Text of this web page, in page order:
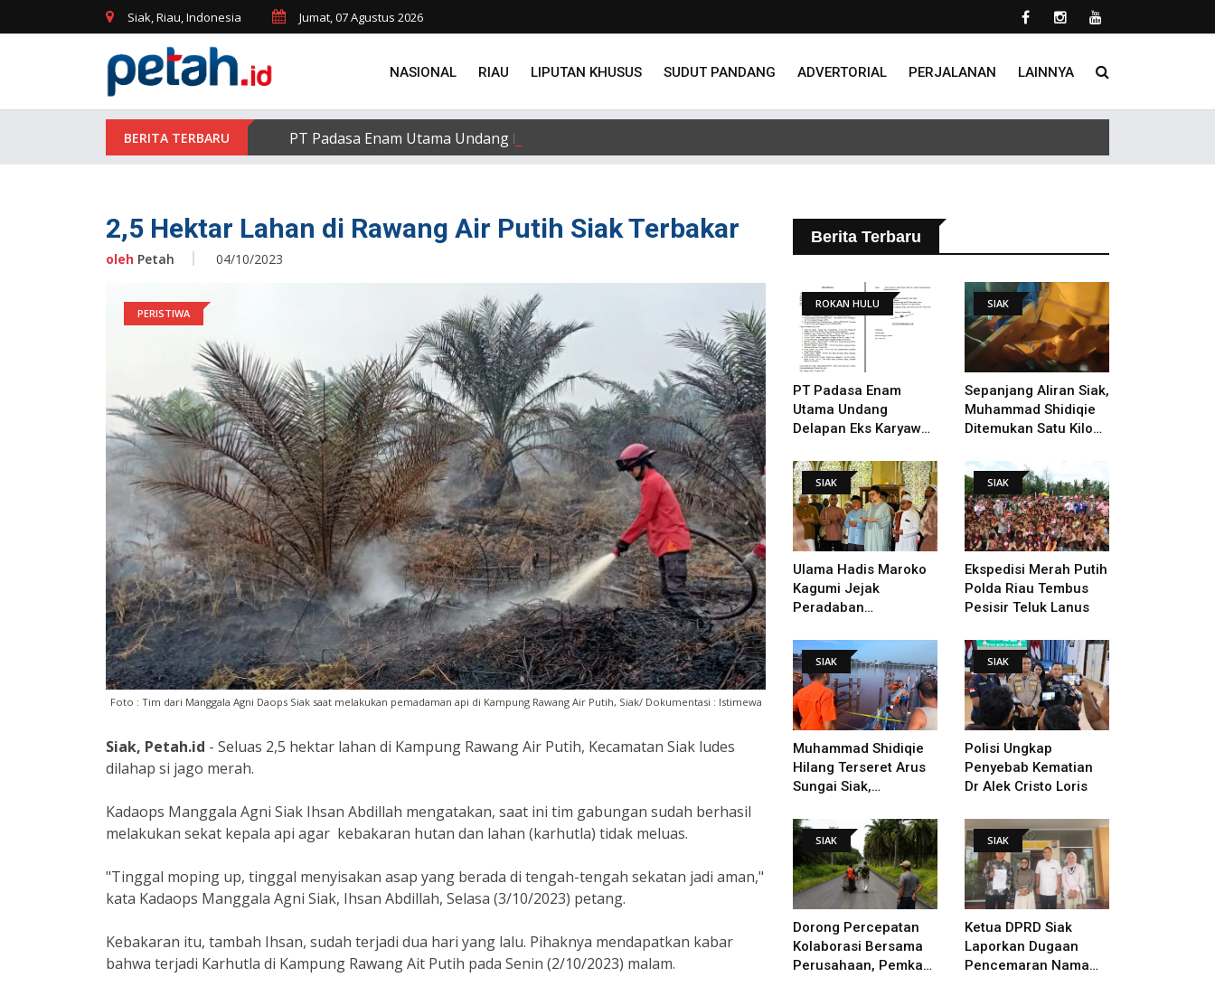
Siak, Riau, Indonesia Jumat, 07 Agustus 2026
NASIONAL RIAU LIPUTAN KHUSUS SUDUT PANDANG ADVERTORIAL PERJALANAN LAINNYA
PT Padasa Enam Utama Undang Delapan Eks Karyawan untuk Verifikasi Data Tindak Lanjut Putusan PHI
2,5 Hektar Lahan di Rawang Air Putih Siak Terbakar
oleh Petah 04/10/2023
PERISTIWA
Foto : Tim dari Manggala Agni Daops Siak saat melakukan pemadaman api di Kampung Rawang Air Putih, Siak/ Dokumentasi : Istimewa
Siak, Petah.id - Seluas 2,5 hektar lahan di Kampung Rawang Air Putih, Kecamatan Siak ludes
dilahap si jago merah.
Kadaops Manggala Agni Siak Ihsan Abdillah mengatakan, saat ini tim gabungan sudah berhasil
melakukan sekat kepala api agar kebakaran hutan dan lahan (karhutla) tidak meluas.
"Tinggal moping up, tinggal menyisakan asap yang berada di tengah-tengah sekatan jadi aman,"
kata Kadaops Manggala Agni Siak, Ihsan Abdillah, Selasa (3/10/2023) petang.
Kebakaran itu, tambah Ihsan, sudah terjadi dua hari yang lalu. Pihaknya mendapatkan kabar
bahwa terjadi Karhutla di Kampung Rawang Ait Putih pada Senin (2/10/2023) malam.
Berita Terbaru
ROKAN HULU
PT Padasa Enam
Utama Undang
Delapan Eks Karyawan
Tindak Lanjut Putusan
PHI
SIAK
Sepanjang Aliran Siak,
Muhammad Shidiqie
Ditemukan Satu Kilo
Tenggelam
SIAK
Ulama Hadis Maroko
Kagumi Jejak
Peradaban
Ziarahi Makam Sultan
Hingga Pendiri
Pekanbaru
SIAK
Ekspedisi Merah Putih
Polda Riau Tembus
Pesisir Teluk Lanus
SIAK
Muhammad Shidiqie
Hilang Terseret Arus
Sungai Siak,
Dilakukan
SIAK
Polisi Ungkap
Penyebab Kematian
Dr Alek Cristo Loris
SIAK
Dorong Percepatan
Kolaborasi Bersama
Perusahaan, Pemkab
SIAK
Ketua DPRD Siak
Laporkan Dugaan
Pencemaran Nama